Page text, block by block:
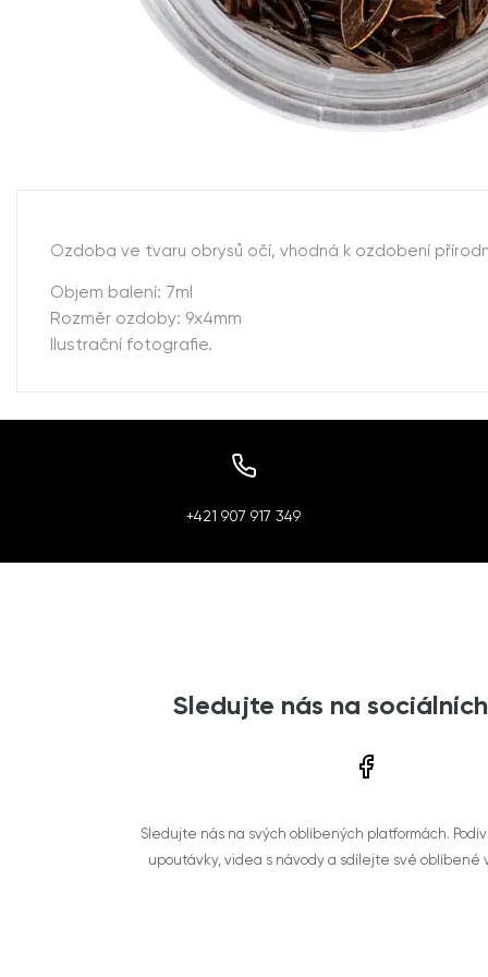
Ozdoba ve tvaru obrysů očí, vhodná k ozdobení
Objem balení: 7ml
Rozměr ozdoby: 9x4mm
Ilustrační fotografie.
+421 907 917 349
Sledujte nás na
Sledujte nás na svých oblíbených platformách.
upoutávky, videa s návody a sdílejte své oblíbené